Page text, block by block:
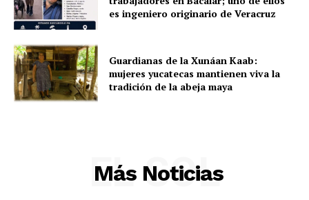
Municipios
es ingeniero originario de Veracruz
Guardianas de la Xunáan Kaab:
mujeres yucatecas mantienen viva la
tradición de la abeja maya
Más Noticias
EL SOL